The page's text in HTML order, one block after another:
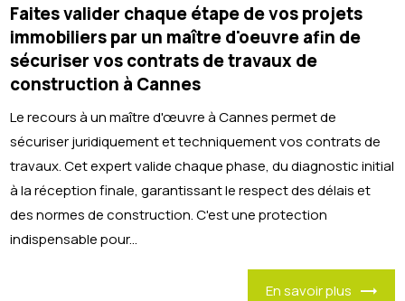
Faites valider chaque étape de vos projets
immobiliers par un maître d'oeuvre afin de
sécuriser vos contrats de travaux de
construction à Cannes
Le recours à un maître d'œuvre à Cannes permet de
sécuriser juridiquement et techniquement vos contrats de
travaux. Cet expert valide chaque phase, du diagnostic initial
à la réception finale, garantissant le respect des délais et
des normes de construction. C'est une protection
indispensable pour...
En savoir plus